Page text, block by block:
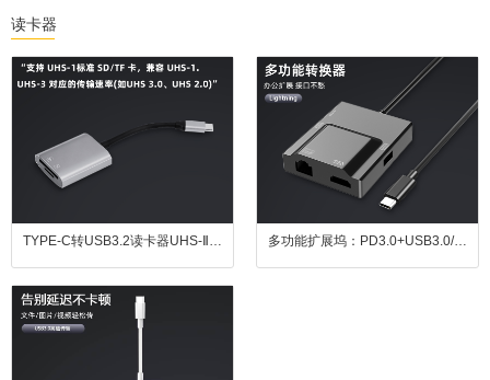
读卡器
多功能扩展坞：PD3.0+USB3.0/2.0+HDMI + 千兆网口，办公接口扩展一步到位